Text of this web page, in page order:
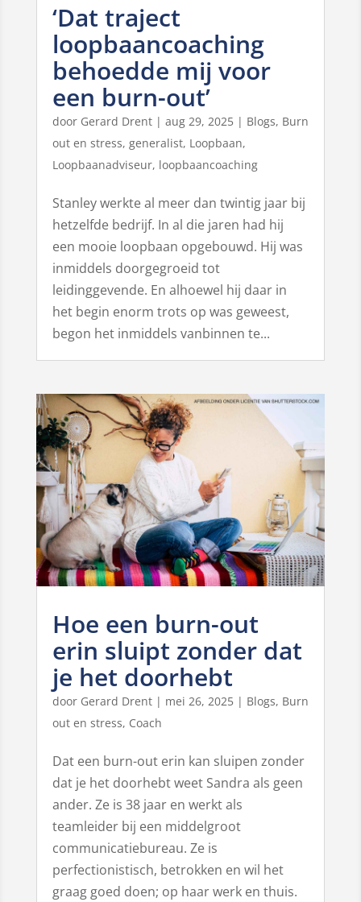
‘Dat traject
loopbaancoaching
behoedde mij voor
een burn-out’
door Gerard Drent| aug 29, 2025| Blogs, Burn
out en stress, generalist, Loopbaan,
Loopbaanadviseur, loopbaancoaching
Stanley werkte al meer dan twintig jaar bij
hetzelfde bedrijf. In al die jaren had hij
een mooie loopbaan opgebouwd. Hij was
inmiddels doorgegroeid tot
leidinggevende. En alhoewel hij daar in
het begin enorm trots op was geweest,
begon het inmiddels vanbinnen te...
Hoe een burn-out
erin sluipt zonder dat
je het doorhebt
door Gerard Drent| mei 26, 2025| Blogs, Burn
out en stress, Coach
Dat een burn-out erin kan sluipen zonder
dat je het doorhebt weet Sandra als geen
ander. Ze is 38 jaar en werkt als
teamleider bij een middelgroot
communicatiebureau. Ze is
perfectionistisch, betrokken en wil het
graag goed doen; op haar werk en thuis.